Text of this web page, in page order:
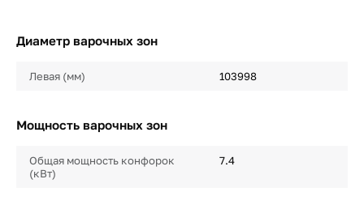
Диаметр варочных зон
Левая (мм) 103998
Мощность варочных зон
Общая мощность конфорок
(кВт)
7.4